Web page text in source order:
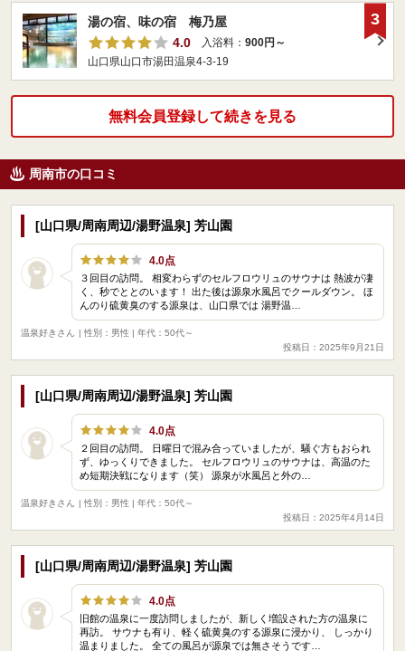
湯の宿、味の宿 梅乃屋
4.0
入浴料： 900円～
山口県山口市湯田温泉4-3-19
3
無料会員登録して続きを見る
周南市の口コミ
[山口県/周南周辺/湯野温泉] 芳山園
4.0点
３回目の訪問。 相変わらずのセルフロウリュのサウナは 熱波が凄
く、秒でととのいます！ 出た後は源泉水風呂でクールダウン。 ほ
んのり硫黄臭のする源泉は、山口県では 湯野温…
温泉好きさん
| 性別：男性 | 年代：50代～
投稿日：2025年9月21日
[山口県/周南周辺/湯野温泉] 芳山園
4.0点
２回目の訪問。 日曜日で混み合っていましたが、騒ぐ方もおられ
ず、ゆっくりできました。 セルフロウリュのサウナは、高温のた
め短期決戦になります（笑） 源泉が水風呂と外の…
温泉好きさん
| 性別：男性 | 年代：50代～
投稿日：2025年4月14日
[山口県/周南周辺/湯野温泉] 芳山園
4.0点
旧館の温泉に一度訪問しましたが、新しく増設された方の温泉に
再訪。 サウナも有り、軽く硫黄臭のする源泉に浸かり、 しっかり
温まりました。 全ての風呂が源泉では無さそうです…